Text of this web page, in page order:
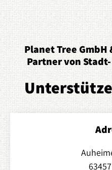
Planet Tree GmbH
Partner von